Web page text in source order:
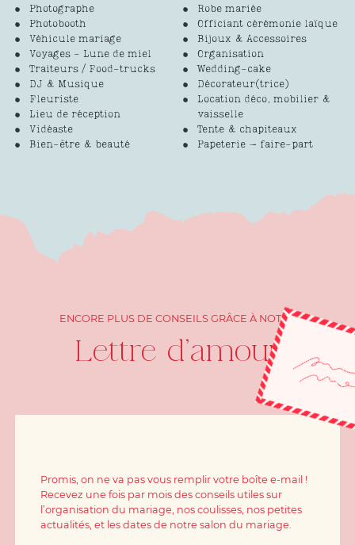
Photographe
Photobooth
Véhicule mariage
Voyages - Lune de miel
Traiteurs / Food-trucks
DJ & Musique
Fleuriste
Lieu de réception
Vidéaste
Bien-être & beauté
Robe mariée
Officiant cérémonie laïque
Bijoux & Accessoires
Organisation
Wedding-cake
Décorateur(trice)
Location déco, mobilier &
vaisselle
Tente & chapiteaux
Papeterie – faire-part
ENCORE PLUS DE CONSEILS GRÂCE À NOTRE
Lettre d'amour
Promis, on ne va pas vous remplir votre boîte e-mail !
Recevez une fois par mois des conseils utiles sur
l’organisation du mariage, nos coulisses, nos petites
actualités, et les dates de notre salon du mariage.